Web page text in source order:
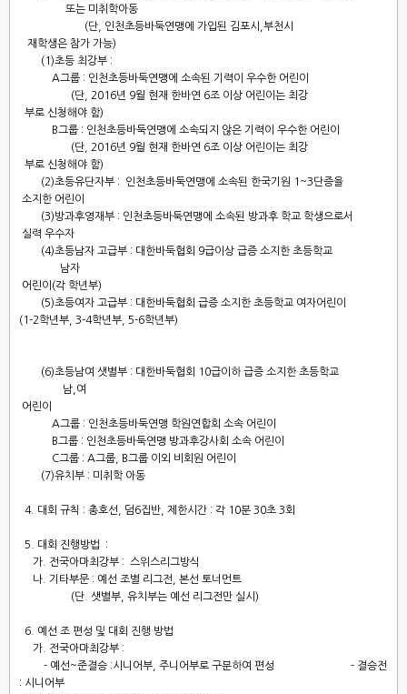
또는 미취학아동
(단 인천초등바둑연맹에 가입된 김포시
부천시
재학생은 참가 가능)
(1)초등 최강부 :
A그룹 : 인천초등바둑연맹에 소속된 기력이 우수한 어린이
(단 , 2016년 9월 현재 한바연 6조 이상 어린이는 최강
부로 신청해야 함)
B그룹 : 인천초등바둑연맹에 소속되지 않은 기력이 우수한 어린이
(단 , 2016년 9월 현재 한바연 6조 이상 어린이는 최강
부로 신청해야 함)
(2)초등유단자부 : 인천초등바둑연맹에 소속된 한국기원 1~3단증을
소지한 어린이
(3)방과후영재부 : 인천초등바둑연맹에 소속된 방과후 학교 학생으로서
실력 우수자
(4)초등남자 고급부 : 대한바둑협회 9급이상 급증 소지한 초등학교
남자
어린이 (각 학년부)
(5)초등여자 고급부 : 대한바둑협회 급증 소지한 초등학교 여자어린이
(1-2학년부 , 3-4학년부 , 5-6학년부)
(6)초등남여 샛별부 : 대한바둑협회 10급이하 급증 소지한 초등학교
남 여
어린이
A그룹 : 인천초등바둑연맹 학원연합회 소속 어린이
B그룹 : 인천초등바둑연맹 방과후강사회 소속 어린이
C그룹 : A그룹 , B그룹 이외 비회원 어린이
(7)유치부 : 미취학 아동
4. 대회 규칙 : 총호선 덤6집반 제한시간 : 각 10분 30초 3회
5. 대회 진행방법 :
가
전국아마최강부 : 스위스리그방식
나 기타부문 : 예선 조별 리그전
본선 토너먼트
(단 샛별부 유치부는 예선 리그전만 실시 )
6. 예선 조 편성 및 대회 진행 방법
가
전국아마최강부 :
- 예선~준결승 :시니어부 주니어부로 구분하여 편성 - 결승전
: 시니어부